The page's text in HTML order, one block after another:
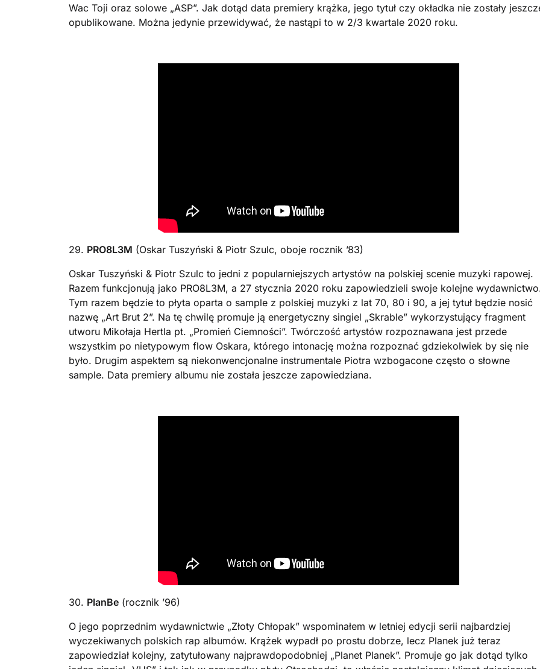
Wac Toji oraz solowe „ASP”. Jak dotąd data premiery krążka, jego tytuł czy okładka nie zostały
opublikowane. Można jedynie przewidywać, że nastąpi to w 2/3 kwartale 2020 roku.
29. PRO8L3M (Oskar Tuszyński & Piotr Szulc, oboje rocznik ’83)
Oskar Tuszyński & Piotr Szulc to jedni z popularniejszych artystów na polskiej scenie muzyki rapowej.
Razem funkcjonują jako PRO8L3M, a 27 stycznia 2020 roku zapowiedzieli swoje kolejne
Tym razem będzie to płyta oparta o sample z polskiej muzyki z lat 70, 80 i 90, a jej tytuł będzie nosić
nazwę „Art Brut 2”. Na tę chwilę promuje ją energetyczny singiel „Skrable” wykorzystujący fragment
utworu Mikołaja Hertla pt. „Promień Ciemności”. Twórczość artystów rozpoznawana jest przede
wszystkim po nietypowym flow Oskara, którego intonację można rozpoznać gdziekolwiek by się nie
było. Drugim aspektem są niekonwencjonalne instrumentale Piotra wzbogacone często o słowne
sample. Data premiery albumu nie została jeszcze zapowiedziana.
30. PlanBe (rocznik ’96)
O jego poprzednim wydawnictwie „Złoty Chłopak” wspominałem w letniej edycji serii najbardziej
wyczekiwanych polskich rap albumów. Krążek wypadł po prostu dobrze, lecz Planek już teraz
zapowiedział kolejny, zatytułowany najprawdopodobniej „Planet Planek”. Promuje go jak dotąd tylko